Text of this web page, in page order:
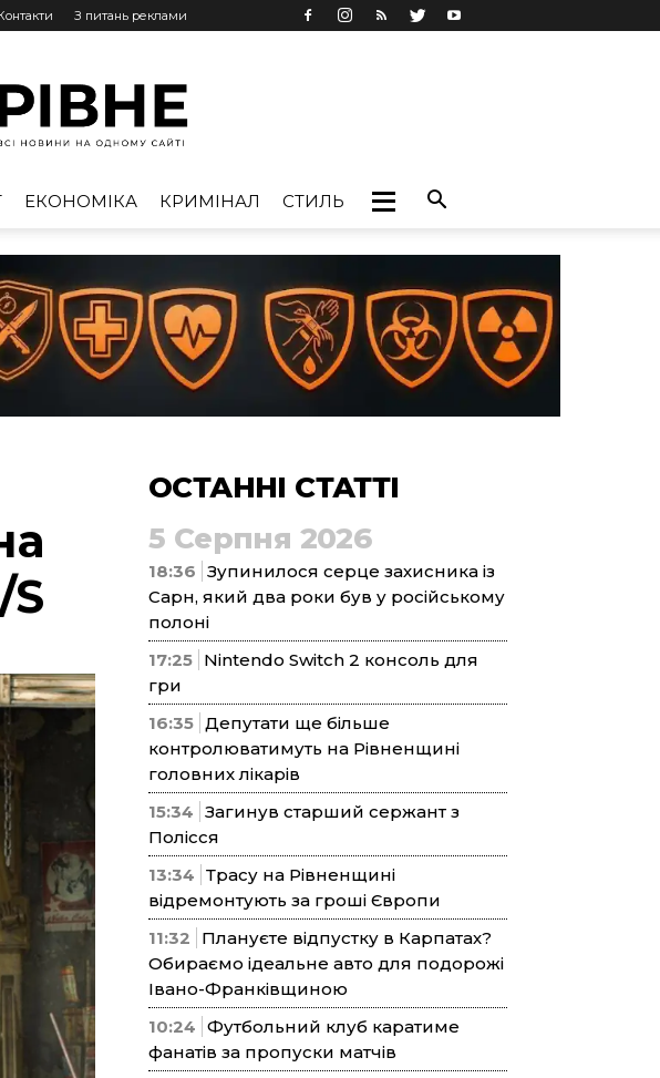
З питань реклами
ЕКОНОМІКА КРИМІНАЛ СТИЛЬ
ОСТАННІ СТАТТІ
5 Серпня 2026
18:36 Зупинилося серце захисника із
Сарн, який два роки був у російському
полоні
17:25 Nintendo Switch 2 консоль для
гри
16:35 Депутати ще більше
контролюватимуть на Рівненщині
головних лікарів
15:34 Загинув старший сержант з
Полісся
13:34 Трасу на Рівненщині
відремонтують за гроші Європи
11:32
Плануєте відпустку в Карпатах?
Обираємо ідеальне авто для подорожі
Івано-Франківщиною
10:24 Футбольний клуб каратиме
фанатів за пропуски матчів